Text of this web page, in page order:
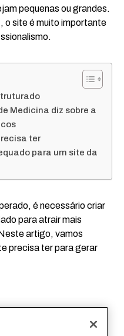
pequenas ou grandes.
o site é muito importante
Medicina diz sobre a
ter
para um site da
é necessário criar
para atrair mais
artigo, vamos
precisa ter para gerar
um site